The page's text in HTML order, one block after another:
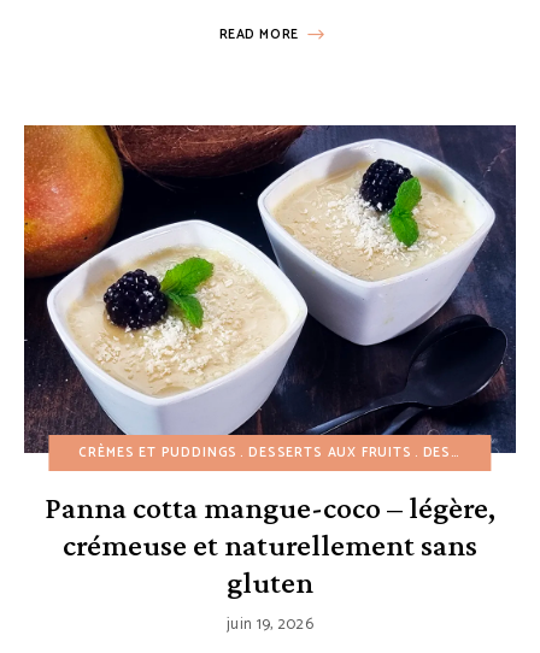
READ MORE
CRÈMES ET PUDDINGS DESSERTS AUX FRUITS DESSERTS FACILES
Panna cotta mangue-coco – légère,
crémeuse et naturellement sans
gluten
juin 19, 2026